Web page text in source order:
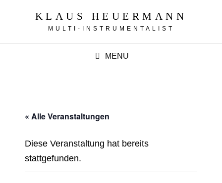
KLAUS HEUERMANN
MULTI-INSTRUMENTALIST
MENU
« Alle Veranstaltungen
Diese Veranstaltung hat bereits
stattgefunden.